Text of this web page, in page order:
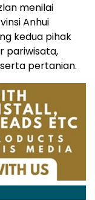
menilai
Anhui
kedua pihak
pariwisata,
pertanian.